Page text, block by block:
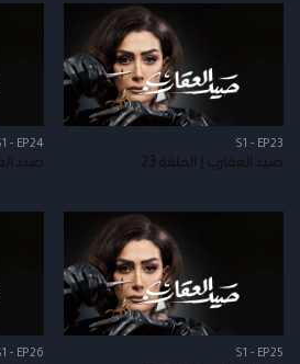
S1 - EP23
صيد العقارب | الحلقة 23
- EP24
صيد
S1 - EP25
- EP26